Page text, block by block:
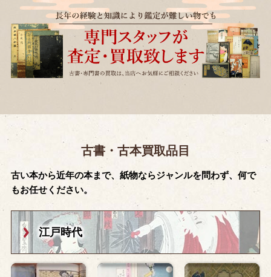
古書・古本買取品目
古い本から近年の本まで、紙物ならジャンルを問わず、何で
もお任せください。
江戸時代